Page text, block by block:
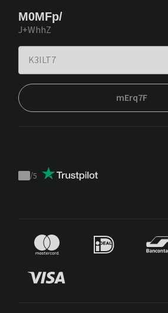
M0MFp/
J+WhhZ
mErq7F
Trustpilot
/5